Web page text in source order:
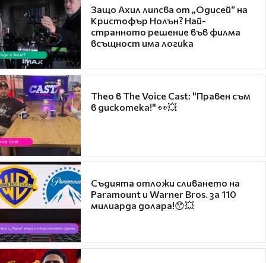
Защо Ахил липсва от „Одисей“ на
Кристофър Нолън? Най-
странното решение във филма
всъщност има логика
Theo в The Voice Cast: "Правен съм
в дискотека!" 👀💥
Съдията отложи сливането на
Paramount и Warner Bros. за 110
милиарда долара!😯💥